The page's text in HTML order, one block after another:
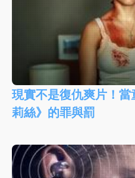
現實不是復仇爽片！
莉絲》的罪與罰